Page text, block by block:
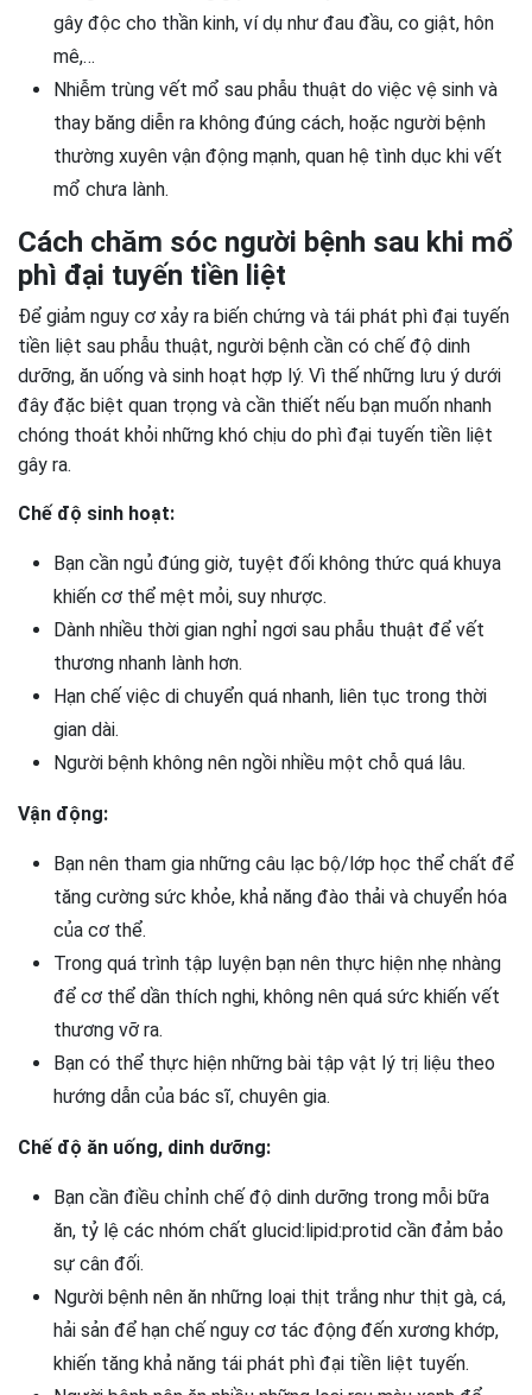
gây độc cho thần kinh, ví dụ như đau đầu, co giật, hôn
mê,…
Nhiễm trùng vết mổ sau phẫu thuật do việc vệ sinh và
thay băng diễn ra không đúng cách, hoặc người bệnh
thường xuyên vận động mạnh, quan hệ tình dục khi vết
mổ chưa lành.
Cách chăm sóc người bệnh sau khi mổ
phì đại tuyến tiền liệt
Để giảm nguy cơ xảy ra biến chứng và tái phát phì đại tuyến
tiền liệt sau phẫu thuật, người bệnh cần có chế độ dinh
dưỡng, ăn uống và sinh hoạt hợp lý. Vì thế những lưu ý dưới
đây đặc biệt quan trọng và cần thiết nếu bạn muốn nhanh
chóng thoát khỏi những khó chịu do phì đại tuyến tiền liệt
gây ra.
Chế độ sinh hoạt:
Bạn cần ngủ đúng giờ, tuyệt đối không thức quá khuya
khiến cơ thể mệt mỏi, suy nhược.
Dành nhiều thời gian nghỉ ngơi sau phẫu thuật để vết
thương nhanh lành hơn.
Hạn chế việc di chuyển quá nhanh, liên tục trong thời
gian dài.
Người bệnh không nên ngồi nhiều một chỗ quá lâu.
Vận động:
Bạn nên tham gia những câu lạc bộ/lớp học thể chất để
tăng cường sức khỏe, khả năng đào thải và chuyển hóa
của cơ thể.
Trong quá trình tập luyện bạn nên thực hiện nhẹ nhàng
để cơ thể dần thích nghi, không nên quá sức khiến vết
thương vỡ ra.
Bạn có thể thực hiện những bài tập vật lý trị liệu theo
hướng dẫn của bác sĩ, chuyên gia.
Chế độ ăn uống, dinh dưỡng:
Bạn cần điều chỉnh chế độ dinh dưỡng trong mỗi bữa
ăn, tỷ lệ các nhóm chất glucid:lipid:protid cần đảm bảo
sự cân đối.
Người bệnh nên ăn những loại thịt trắng như thịt gà, cá,
hải sản để hạn chế nguy cơ tác động đến xương khớp,
khiến tăng khả năng tái phát phì đại tiền liệt tuyến.